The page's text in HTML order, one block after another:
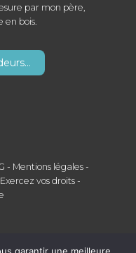
par mon père,
en bois.
- Mentions légales -
Exercez vos droits -